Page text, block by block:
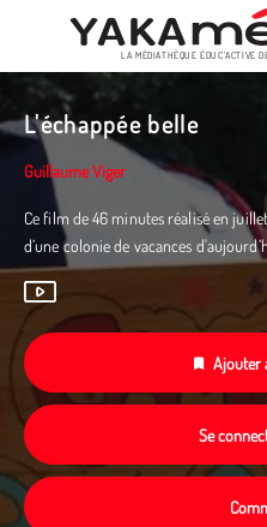
au
contenu
principal
LA MÉDIATHÈQUE ÉDUC’ACTIVE
L'échappée belle
Guillaume Viger
Ce film de 46 minutes réalisé en
d’une colonie de vacances
Ajouter
Se